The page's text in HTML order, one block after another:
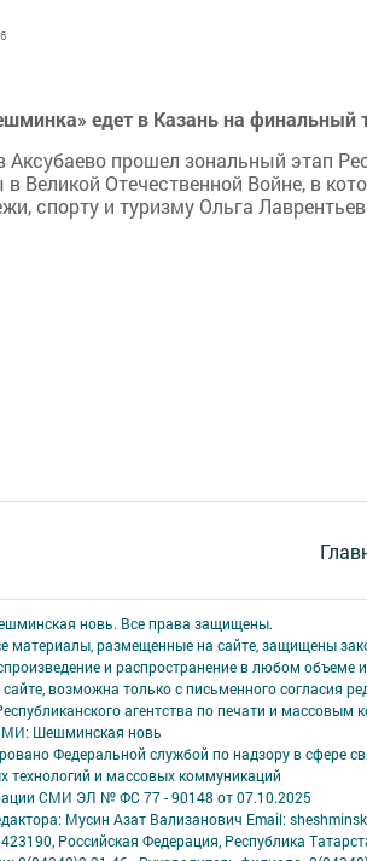
едет в Казань на финальный
Аксубаево прошел зональный этап
Великой Отечественной Войне, в
спорту и туризму Ольга
новь. Все права защищены.
размещенные на сайте, защищены
и распространение в любом объеме
возможна только с письменного согласия
агентства по печати и массовым
Шешминская новь
Федеральной службой по надзору в сфере
технологий и массовых коммуникаций
СМИ ЭЛ № ФС 77 - 90148 от 07.10.2025
Мусин Азат Вализанович Email:
Российская Федерация, Республика